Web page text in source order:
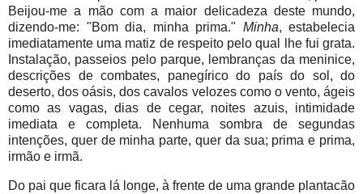
Beijou-me a mão com a maior delicadeza deste mundo,
dizendo-me: "Bom dia, minha prima." Minha, estabelecia
imediatamente uma matiz de respeito pelo qual lhe fui grata.
Instalação, passeios pelo parque, lembranças da meninice,
descrições de combates, panegírico do país do sol, do
deserto, dos oásis, dos cavalos velozes como o vento, ágeis
como as vagas, dias de cegar, noites azuis, intimidade
imediata e completa. Nenhuma sombra de segundas
intenções, quer de minha parte, quer da sua; prima e prima,
irmão e irmã.
Do pai que ficara lá longe, à frente de uma grande plantacão